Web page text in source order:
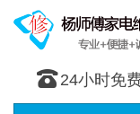
󰇯 24小时免